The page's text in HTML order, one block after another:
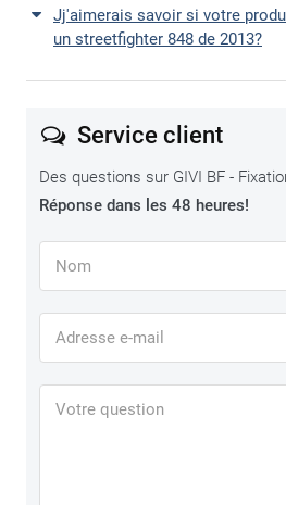
Jj'aimerais savoir si votre
un streetfighter 848 de 2013?
Service client
Des questions sur GIVI BF -
Réponse dans les 48 heures!